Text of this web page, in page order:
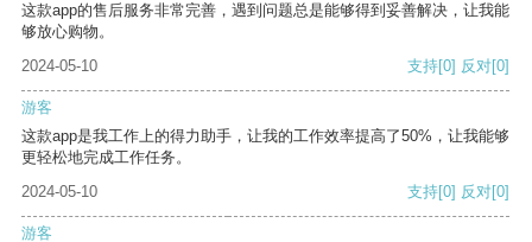
这款app的售后服务非常完善，遇到问题总是能够得到妥善解决，让我能
够放心购物。
2024-05-10
支持[0] 反对[0]
游客
这款app是我工作上的得力助手，让我的工作效率提高了50%，让我能够
更轻松地完成工作任务。
2024-05-10
支持[0] 反对[0]
游客